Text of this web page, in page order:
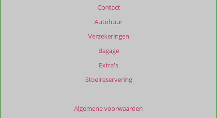
Contact
Autohuur
Verzekeringen
Bagage
Extra's
Stoelreservering
Algemene voorwaarden